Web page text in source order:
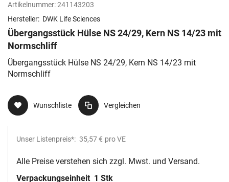
Artikelnummer:241143203
Hersteller: DWK Life Sciences
Übergangsstück Hülse NS 24/29, Kern NS 14/23 mit
Normschliff
Übergangsstück Hülse NS 24/29, Kern NS 14/23 mit
Normschliff
Wunschliste Vergleichen
Unser Listenpreis*: 35,57 € pro VE
Alle Preise verstehen sich zzgl. Mwst. und Versand.
Verpackungseinheit 1 Stk